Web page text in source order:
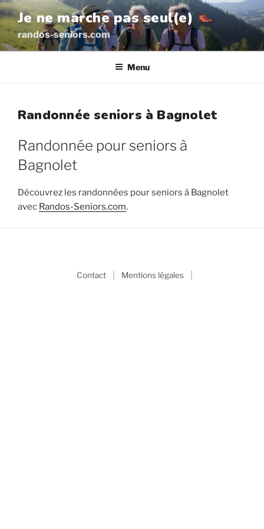
Aller
au
contenu
principal
Je ne marche pas seul(e)
randos-seniors.com
Menu
Randonnée seniors à Bagnolet
Randonnée pour seniors à
Bagnolet
Découvrez les randonnées pour seniors à Bagnolet
avec Randos-Seniors.com.
Contact Mentions légales